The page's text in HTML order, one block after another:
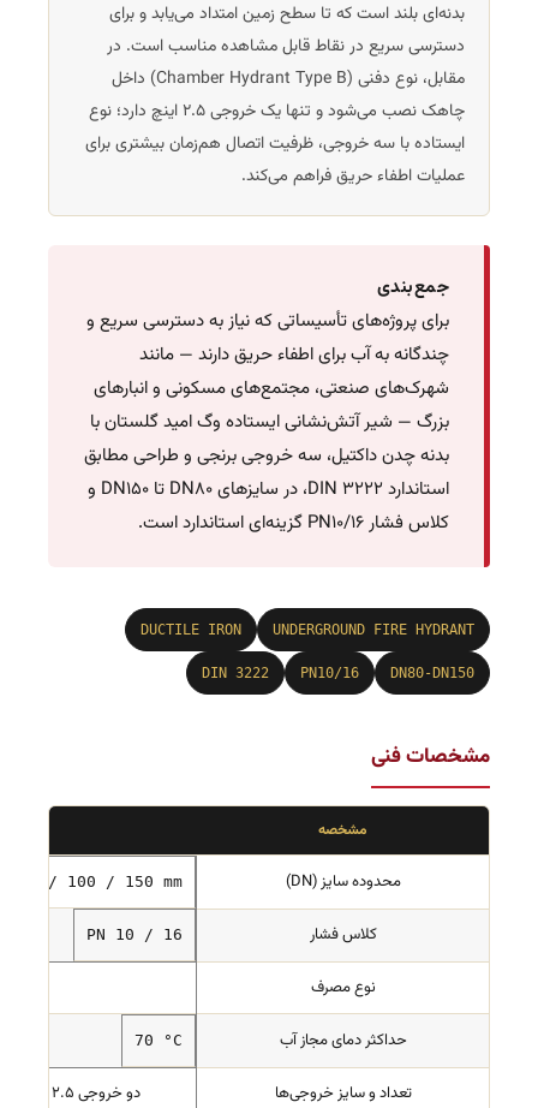
بدنه‌ای بلند است که تا سطح زمین امتداد می‌یابد و برای
دسترسی سریع در نقاط قابل مشاهده مناسب است. در
مقابل، نوع دفنی (Chamber Hydrant Type B) داخل
چاهک نصب می‌شود و تنها یک خروجی 2.5 اینچ دارد؛ نوع
ایستاده با سه خروجی، ظرفیت اتصال هم‌زمان بیشتری برای
عملیات اطفاء حریق فراهم می‌کند.
جمع‌بندی
برای پروژه‌های تأسیساتی که نیاز به دسترسی سریع و
چندگانه به آب برای اطفاء حریق دارند — مانند
شهرک‌های صنعتی، مجتمع‌های مسکونی و انبارهای
بزرگ — شیر آتش‌نشانی ایستاده وگ امید گلستان با
بدنه چدن داکتیل، سه خروجی برنجی و طراحی مطابق
استاندارد DIN 3222، در سایزهای DN80 تا DN150 و
کلاس فشار PN10/16 گزینه‌ای استاندارد است.
UNDERGROUND FIRE HYDRANT
DUCTILE IRON
DN80-DN150
PN10/16
DIN 3222
مشخصات فنی
مشخصه
محدوده سایز (DN) 80 / 100 / 150 mm
کلاس فشار PN 10 / 16
نوع مصرف
حداکثر دمای مجاز آب 70 °C
تعداد و سایز خروجی‌ها دو خروجی 2.5 اینچ برنجی + یک خروجی 4 اینچ برنجی